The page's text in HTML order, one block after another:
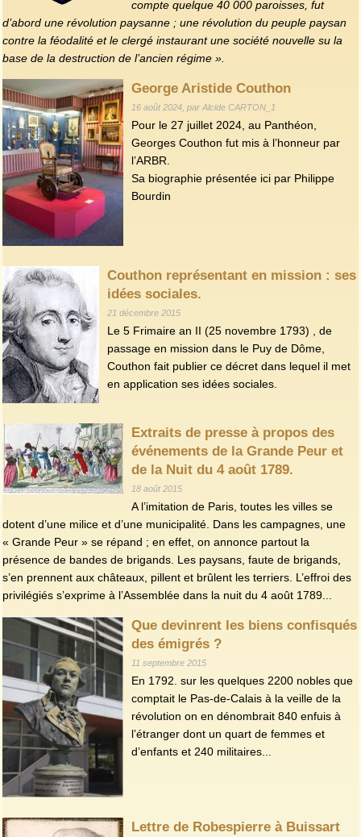
compte quelque 40 000 paroisses, fut
d’abord une révolution paysanne ; une révolution du peuple paysan
contre la féodalité et le clergé instaurant une société nouvelle su la
base de la destruction de l’ancien régime ».
George Aristide Couthon
16 août 2024, par Alcide CARTON_1
Pour le 27 juillet 2024, au Panthéon,
Georges Couthon fut mis à l’honneur par
l’ARBR.
Sa biographie présentée ici par Philippe
Bourdin
Couthon représentant en mission : ses
idées sociales.
21 décembre 2015
Le 5 Frimaire an II (25 novembre 1793) , de
passage en mission dans le Puy de Dôme,
Couthon fait publier ce décret dans lequel il met
en application ses idées sociales.
Extraits de presse à propos des
événements de la Grande Peur et
de la Nuit du 4 août 1789.
18 août 2015
A l’imitation de Paris, toutes les villes se
dotent d’une milice et d’une municipalité. Dans les campagnes, une
« Grande Peur » se répand ; en effet, on annonce partout la
présence de bandes de brigands. Les paysans, faute de brigands,
s’en prennent aux châteaux, pillent et brûlent les terriers. L’effroi des
privilégiés s’exprime à l’Assemblée dans la nuit du 4 août 1789...
Que devinrent les biens confisqués
des émigrés ?
11 septembre 2015
En 1792. sur les quelques 2200 nobles que
comptait le Pas-de-Calais à la veille de la
révolution on en dénombrait 840 enfuis à
l’étranger dont un quart de femmes et
d’enfants et 240 militaires...
Lettre de Robespierre à Buissart